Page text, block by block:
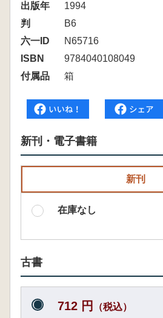
出版年
1994
判
B6
六一ID
N65716
ISBN
9784040108049
付属品
箱
新刊・電子書籍
新刊
在庫なし
古書
712 円 （税込）